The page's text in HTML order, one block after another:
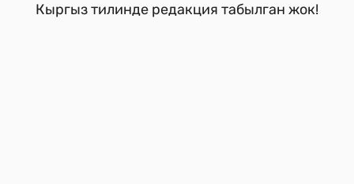
Кыргыз тилинде редакция табылган жок!